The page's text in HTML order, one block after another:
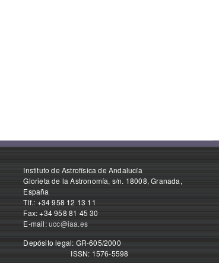
Instituto de Astrofísica de Andalucía
Glorieta de la Astronomía, s/n. 18008, Granada,
España
Tlf.: +34 958 12 13 11
Fax: +34 958 81 45 30
E-mail:ucc@iaa.es
Depósito legal: GR-605/2000
ISSN: 1576-5598